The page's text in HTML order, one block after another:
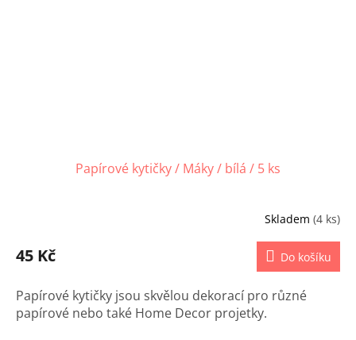
Papírové kytičky / Máky / bílá / 5 ks
Skladem (4 ks)
45 Kč Do košíku
Papírové kytičky jsou skvělou dekorací pro různé
papírové nebo také Home Decor projetky.